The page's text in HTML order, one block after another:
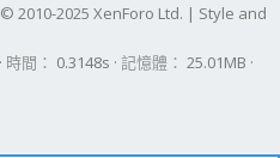
© 2010-2025 XenForo Ltd. | Style and
時間 0.3148s 記憶體 25.01MB